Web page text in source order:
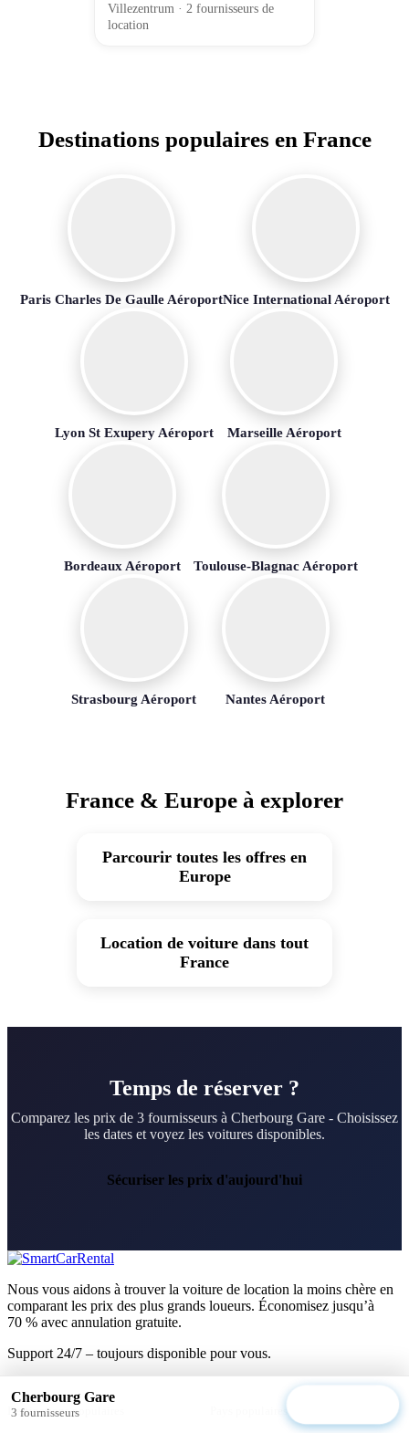
Villezentrum · 2 fournisseurs de
location
Destinations populaires en France
Paris Charles De Gaulle AéroportNice International Aéroport
Lyon St Exupery Aéroport Marseille Aéroport
Bordeaux Aéroport Toulouse-Blagnac Aéroport
Strasbourg Aéroport Nantes Aéroport
France & Europe à explorer
Parcourir toutes les offres en
Europe
Location de voiture dans tout
France
Temps de réserver ?
Comparez les prix de 3 fournisseurs à Cherbourg Gare - Choisissez
les dates et voyez les voitures disponibles.
Sécuriser les prix d'aujourd'hui
Cherbourg Gare
3 fournisseurs
Nous vous aidons à trouver la voiture de location la moins chère en
comparant les prix des plus grands loueurs. Économisez jusqu’à
70 % avec annulation gratuite.
Support 24/7 – toujours disponible pour vous.
Destinations populaires Pays populaires